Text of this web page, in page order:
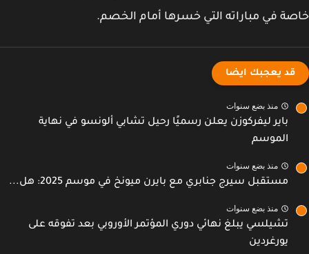
في مباراته التي خسرها أمام الخصم.
قد يعجبك ايضا
منذ بضع سنوات
باير ليفركوزن يعلن رسميًا رحيل تشابي ألونسو في نهاية
الموسم
منذ بضع سنوات
مستقبل سيرج جنابري مع بايرن ميونخ في موسم 2025: هل...
منذ بضع سنوات
تشيلسي يبلغ نهائي دوري المؤتمر الأوروبي بعد تفوقه على
يورغردين